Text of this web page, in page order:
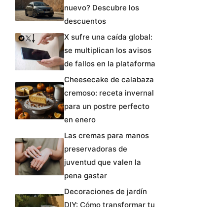
nuevo? Descubre los
descuentos
X sufre una caída global:
se multiplican los avisos
de fallos en la plataforma
Cheesecake de calabaza
cremoso: receta invernal
para un postre perfecto
en enero
Las cremas para manos
preservadoras de
juventud que valen la
pena gastar
Decoraciones de jardín
DIY: Cómo transformar tu